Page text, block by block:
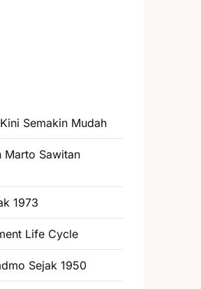
Semakin Mudah
Marto Sawitan
1973
Life Cycle
Sejak 1950